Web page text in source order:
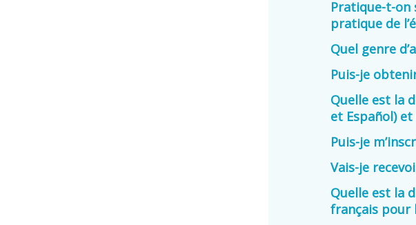
Pratique-t-on
pratique de
Quel genre
Puis-je
Quelle est la
et Español)
Puis-je
Vais-je
Quelle est la
français pour